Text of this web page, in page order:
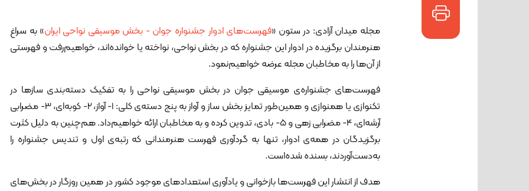
مجله میدان آزادی: در ستون «فهرست‌های ادوار جشنواره جوان - بخش موسیقی نواحی ایران» به سراغ
هنرمندان برگزیده در ادوار این جشنواره که در بخش نواحی، نواخته یا خوانده‌اند، خواهیم‌رفت و فهرستی
از آن‌ها را به مخاطبان مجله عرضه خواهیم‌نمود.
فهرست‌های جشنواره‌ی موسیقی جوان در بخش موسیقی نواحی را به تفکیک دسته‌بندی سازها در
تکنوازی یا همنوازی و همین‌طور تمایز بخش ساز و آواز به پنج دسته‌ی کلی: 1- آواز، 2- کوبه‌ای، 3- مضرابی
آرشه‌ای، 4- مضرابی زهی و 5- بادی، تدوین کرده و به مخاطبان ارائه خواهیم‌داد. هم‌چنین به دلیل کثرت
برگزیدگان در همه‌ی ادوار، تنها به گردآوری فهرست هنرمندانی که رتبه‌ی اول و تندیس جشنواره را
به‌دست‌آوردند، بسنده شده‌است.
هدف از انتشار این فهرست‌ها بازخوانی و یادآوری استعدادهای موجود کشور در همین روزگار در بخش‌های